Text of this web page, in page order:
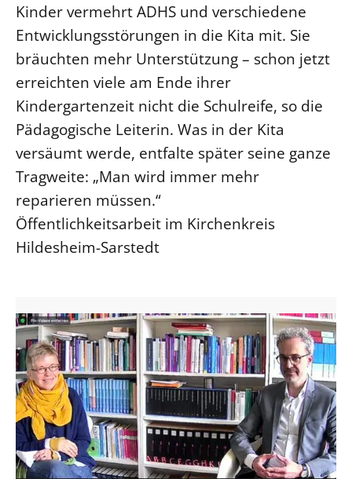
Kinder vermehrt ADHS und verschiedene
Entwicklungsstörungen in die Kita mit. Sie
bräuchten mehr Unterstützung – schon jetzt
erreichten viele am Ende ihrer
Kindergartenzeit nicht die Schulreife, so die
Pädagogische Leiterin. Was in der Kita
versäumt werde, entfalte später seine ganze
Tragweite: „Man wird immer mehr
reparieren müssen.“
Öffentlichkeitsarbeit im Kirchenkreis
Hildesheim-Sarstedt